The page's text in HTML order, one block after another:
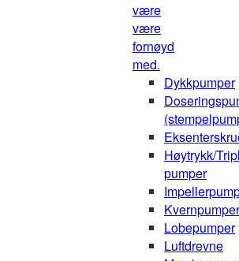
være
være
fornøyd
med.
Dykkpumper
Høytrykk/
pumper
Kvernpumper
Lobepumper
Luftdrevne